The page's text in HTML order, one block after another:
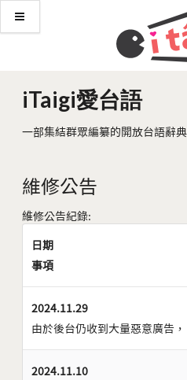
iTaigi愛台語
一部集結群眾編纂的開放台語辭典
維修公告
維修公告紀錄:
日期
事項
2024.11.29
由於後台仍收到大量惡意廣告
2024.11.10